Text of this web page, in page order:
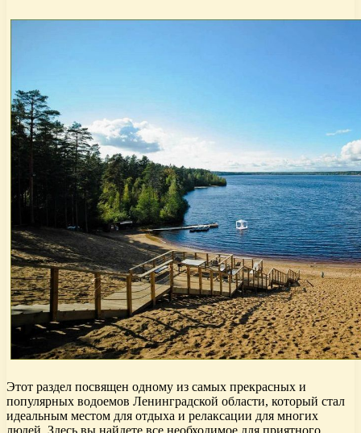
Этот раздел посвящен одному из самых прекрасных и
популярных водоемов Ленинградской области, который стал
идеальным местом для отдыха и релаксации для многих
людей. Здесь вы найдете все необходимое для приятного